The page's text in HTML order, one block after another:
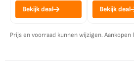
Bekijk deal Bekijk deal
Prijs en voorraad kunnen wijzigen. Aankopen